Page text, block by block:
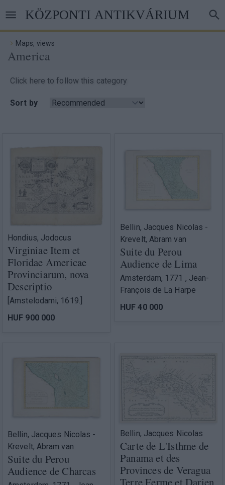
to
main
content
KÖZPONTI ANTIKVÁRIUM
Breadcrumb
Maps, views
America
Click here to follow this category
Sort by
Hondius, Jodocus
Virginiae Item et
Floridae Americae
Provinciarum, nova
Descriptio
[Amstelodami, 1619.]
HUF 900 000
Bellin, Jacques Nicolas -
Krevelt, Abram van
Suite du Perou
Audience de Lima
Amsterdam, 1771 , Jean-
François de La Harpe
HUF 40 000
Bellin, Jacques Nicolas -
Krevelt, Abram van
Suite du Perou
Audience de Charcas
Bellin, Jacques Nicolas
Carte de L'Isthme de
Panama et des
Provinces de Veragua
Terre Ferme et Darien